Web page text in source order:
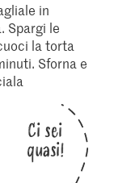
in
Spargi le
la torta
Sforna e
Ci sei
quasi!